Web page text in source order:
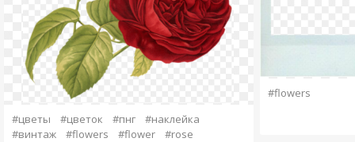
#цветы #цветок #пнг
#наклейка
#винтаж
#flowers #flower #rose
#flowers